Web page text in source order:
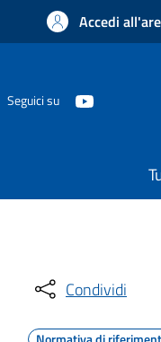
Accedi
Seguici su
Condividi